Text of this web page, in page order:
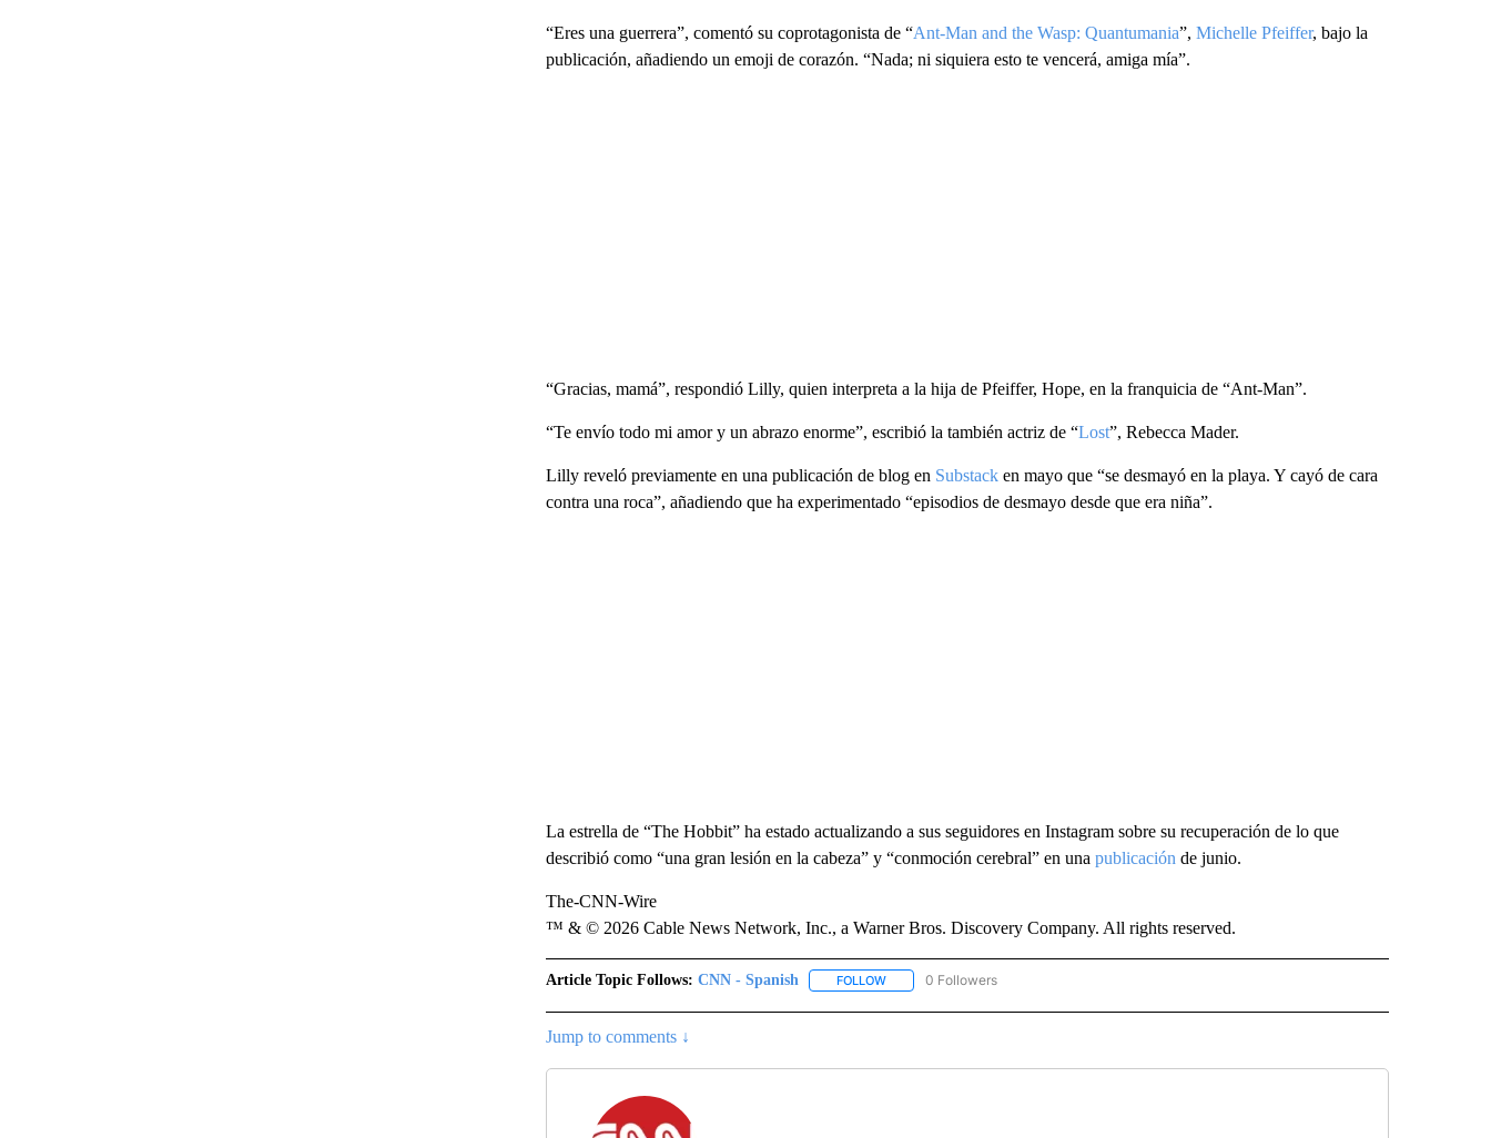
“Eres una guerrera”, comentó su coprotagonista de “Ant-Man and the Wasp: Quantumania”, Michelle Pfeiffer, bajo la
publicación, añadiendo un emoji de corazón. “Nada; ni siquiera esto te vencerá, amiga mía”.
“Gracias, mamá”, respondió Lilly, quien interpreta a la hija de Pfeiffer, Hope, en la franquicia de “Ant-Man”.
“Te envío todo mi amor y un abrazo enorme”, escribió la también actriz de “Lost”, Rebecca Mader.
Lilly reveló previamente en una publicación de blog en Substacken mayo que “se desmayó en la playa. Y cayó de cara
contra una roca”, añadiendo que ha experimentado “episodios de desmayo desde que era niña”.
La estrella de “The Hobbit” ha estado actualizando a sus seguidores en Instagram sobre su recuperación de lo que
describió como “una gran lesión en la cabeza” y “conmoción cerebral” en una publicación de junio.
The-CNN-Wire
™ & © 2026 Cable News Network, Inc., a Warner Bros. Discovery Company. All rights reserved.
Article Topic Follows: CNN - Spanish FOLLOWFOLLOW "CNN - SPANISH" TO RECEIVE NOTIFICATIONS ABOUT NEW PAGES ON "CNN - SPANISH".
0 Followers
Jump to comments ↓